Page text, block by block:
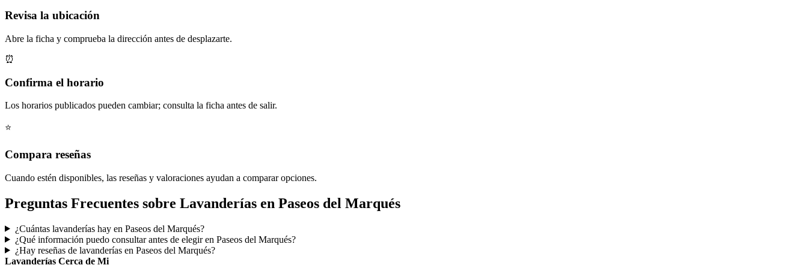
Revisa la ubicación
Abre la ficha y comprueba la dirección antes de desplazarte.
⏰
Confirma el horario
Los horarios publicados pueden cambiar; consulta la ficha antes de salir.
⭐
Compara reseñas
Cuando estén disponibles, las reseñas y valoraciones ayudan a comparar opciones.
Preguntas Frecuentes sobre Lavanderías en Paseos del Marqués
¿Cuántas lavanderías hay en Paseos del Marqués?
¿Qué información puedo consultar antes de elegir en Paseos del Marqués?
¿Hay reseñas de lavanderías en Paseos del Marqués?
Lavanderías Cerca de Mi